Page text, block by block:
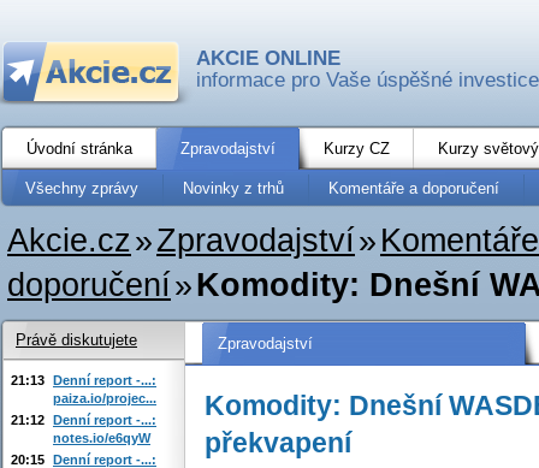
AKCIE ONLINE
informace pro Vaše úspěšné investice
Úvodní stránka Zpravodajství Kurzy CZ Kurzy
Všechny zprávy Novinky z trhů Komentáře a doporučení
Akcie.cz»Zpravodajství»
doporučení»Komodity: Dnešní
Zpravodajství
Komodity: Dnešní
překvapení
Právě diskutujete
21:13 Denní report -...:
paiza.io/projec...
21:12 Denní report -...:
notes.io/e6qyW
20:15 Denní report -...: